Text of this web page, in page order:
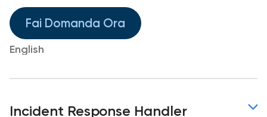
Fai Domanda Ora
English
Incident Response Handler